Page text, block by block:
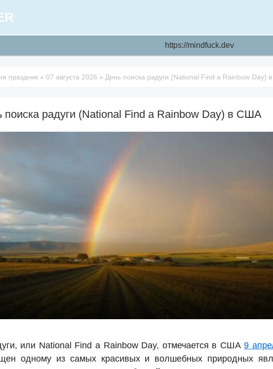
https://mindfuck.dev
праздник » 07 августа 2026 » День поиска радуги (National Find a Rainbow Day)
поиска радуги (National Find a Rainbow Day) в США
или National Find a Rainbow Day, отмечается в США9
одному из самых красивых и волшебных природных